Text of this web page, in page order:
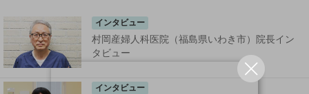
インタビュー
村岡産婦人科医院（福島県いわき市）院長イン
タビュー
インタビュー